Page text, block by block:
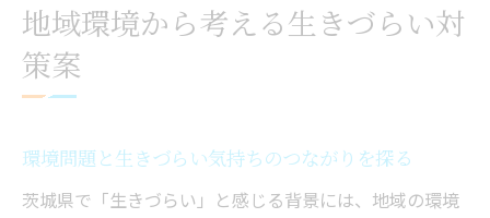
地域環境から考える生きづらい対
策案
環境問題と生きづらい気持ちのつながりを探る
茨城県で「生きづらい」と感じる背景には、地域の環境